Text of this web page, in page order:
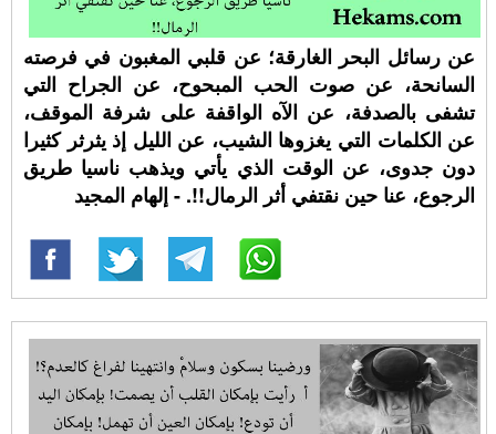
عن رسائل البحر الغارقة؛ عن قلبي المغبون في فرصته
السانحة، عن صوت الحب المبحوح، عن الجراح التي
تشفى بالصدفة، عن الآه الواقفة على شرفة الموقف،
عن الكلمات التي يغزوها الشيب، عن الليل إذ يثرثر كثيرا
دون جدوى، عن الوقت الذي يأتي ويذهب ناسيا طريق
الرجوع، عنا حين نقتفي أثر الرمال!!. - إلهام المجيد